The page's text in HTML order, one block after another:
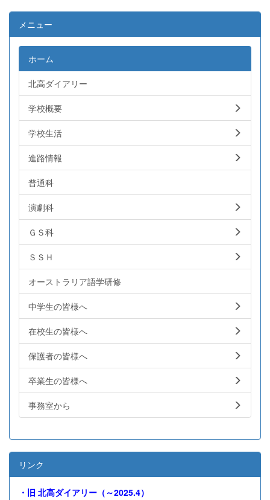
メニュー
ホーム
北高ダイアリー
学校概要
学校生活
進路情報
普通科
演劇科
ＧＳ科
ＳＳＨ
オーストラリア語学研修
中学生の皆様へ
在校生の皆様へ
保護者の皆様へ
卒業生の皆様へ
事務室から
リンク
・旧 北高ダイアリー（～2025.4）